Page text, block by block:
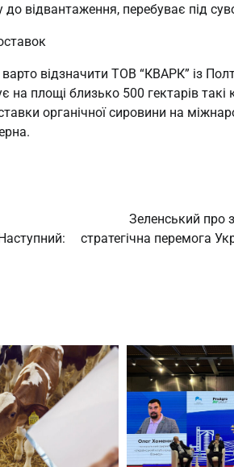
відвантаження, перебуває під
варто відзначити ТОВ “КВАРК” із
площі близько 500 гектарів такі
органічної сировини на
Зеленський про
стратегічна перемога